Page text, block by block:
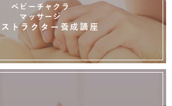
ベビーチャクラ
マッサージ
トラクター養成講座